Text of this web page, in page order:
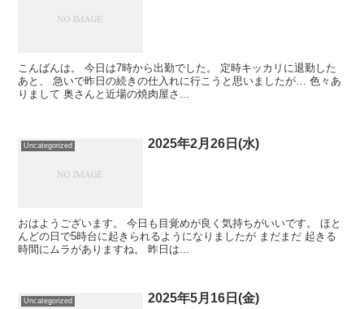
こんばんは。 今日は7時から出勤でした。 定時キッカリに退勤した
あと、 急いで昨日の続きの仕入れに行こうと思いましたが… 色々あ
りまして 奥さんと近場の焼肉屋さ...
Uncategorized 2025年2月26日(水)
おはようございます。 今日も目覚めが良く気持ちがいいです。 ほと
んどの日で5時台に起きられるようになりましたが まだまだ 起きる
時間にムラがありますね。 昨日は...
Uncategorized 2025年5月16日(金)